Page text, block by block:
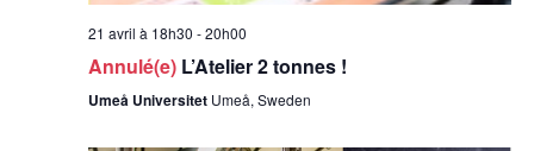
21 avril à 18h30 -20h00
Annulé(e) L’Atelier 2 tonnes !
Umeå Universitet Umeå, Sweden